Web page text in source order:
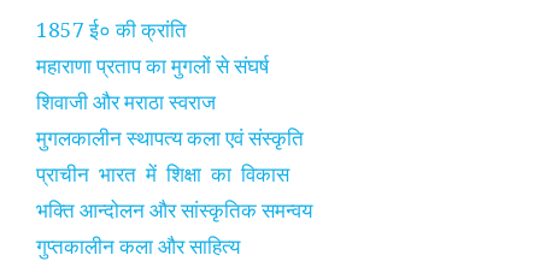
1857 ई० की क्रांति
महाराणा प्रताप का मुगलों से संघर्ष
शिवाजी और मराठा स्वराज
मुगलकालीन स्थापत्य कला एवं संस्कृति
प्राचीन भारत में शिक्षा का विकास
भक्ति आन्दोलन और सांस्कृतिक समन्वय
गुप्तकालीन कला और साहित्य